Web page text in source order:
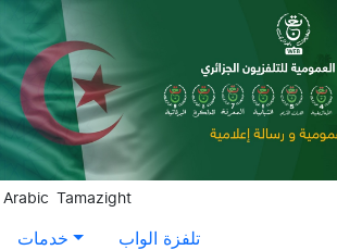
Aller au contenu principal
Arabic Tamazight
خدمات تلفزة الواب